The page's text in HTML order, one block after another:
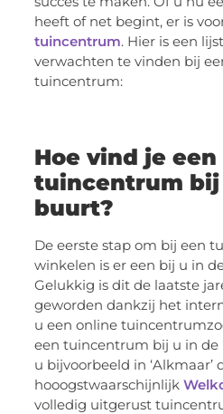
heeft of net begint, er is
tuincentrum. Hier is een
verwachten te vinden bij
tuincentrum:
Hoe vind je een
tuincentrum bij
buurt?
De eerste stap om bij een
winkelen is er een bij u in
Gelukkig is dit de laatste
geworden dankzij het
u een online
een tuincentrum bij u in de
u bijvoorbeeld in ‘Alkmaar’
hooogstwaarschijnlijk
volledig uitgerust